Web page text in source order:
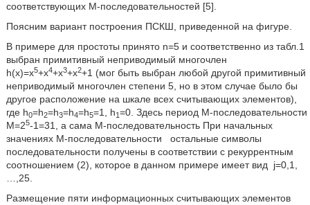
соответствующих М-последовательностей [5].
Поясним вариант построения ПСКШ, приведенной на фигуре.
В примере для простоты принято n=5 и соответственно из табл.1
выбран примитивный неприводимый многочлен
h(х)=х5+х4+х3+х2+1 (мог быть выбран любой другой примитивный
неприводимый многочлен степени 5, но в этом случае было бы
другое расположение на шкале всех считывающих элементов),
где h0=h2=h3=h4=h5=1, h1=0. Здесь период М-последовательности
М=25-1=31, а сама М-последовательность При начальных
значениях М-последовательности
остальные символы
последовательности получены в соответствии с рекуррентным
соотношением (2), которое в данном примере имеет вид
j=0,1,
…,25.
Размещение пяти информационных считывающих элементов